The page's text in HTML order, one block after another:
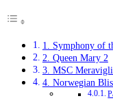
1. Symphony of
2. Queen Mary 2
3. MSC
4. Norwegian